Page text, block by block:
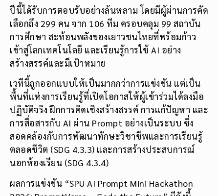
ปีนี้ได้รับการตอบรับอย่างล้นหลาม โดยมีผู้ผ่านการคัด
เลือกถึง 299 คน จาก 106 ทีม ครอบคลุม 99 สถาบัน
การศึกษา สะท้อนพลังของเยาวชนไทยที่พร้อมก้าว
เข้าสู่โลกเทคโนโลยี และเรียนรู้การใช้ AI อย่าง
สร้างสรรค์และมีเป้าหมาย
เวทีนี้ถูกออกแบบให้เป็นมากกว่าการแข่งขัน แต่เป็น
พื้นที่แห่งการเรียนรู้ที่เปิดโอกาสให้ผู้เข้าร่วมได้ลงมือ
ปฏิบัติจริง ฝึกการคิดเชิงสร้างสรรค์ การแก้ปัญหา และ
การสื่อสารกับ AI ผ่าน Prompt อย่างเป็นระบบ ซึ่ง
สอดคล้องกับการพัฒนาทักษะวิชาชีพและการเรียนรู้
ตลอดชีวิต (SDG 4.3.3) และการสร้างประสบการณ์
นอกห้องเรียน (SDG 4.3.4)
ผลการแข่งขัน “SPU AI Prompt Mini Hackathon